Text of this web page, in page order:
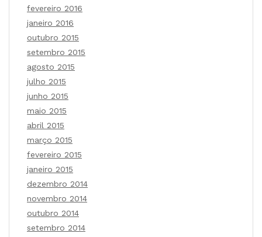
fevereiro 2016
janeiro 2016
outubro 2015
setembro 2015
agosto 2015
julho 2015
junho 2015
maio 2015
abril 2015
março 2015
fevereiro 2015
janeiro 2015
dezembro 2014
novembro 2014
outubro 2014
setembro 2014